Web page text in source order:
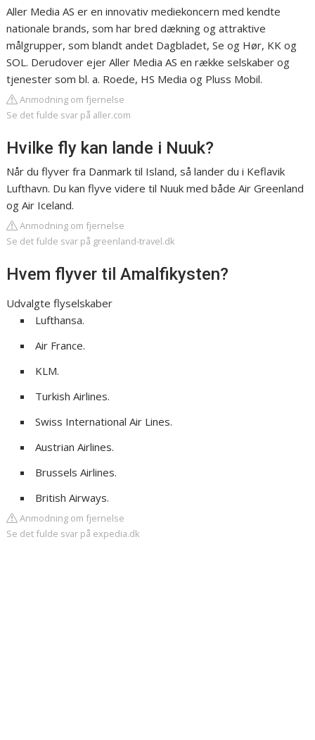
Aller Media AS er en innovativ mediekoncern med kendte
nationale brands, som har bred dækning og attraktive
målgrupper, som blandt andet Dagbladet, Se og Hør, KK og
SOL. Derudover ejer Aller Media AS en række selskaber og
tjenester som bl. a. Roede, HS Media og Pluss Mobil.
Anmodning om fjernelse
Se det fulde svar på aller.com
Hvilke fly kan lande i Nuuk?
Når du flyver fra Danmark til Island, så lander du i Keflavik
Lufthavn. Du kan flyve videre til Nuuk med både Air Greenland
og Air Iceland.
Anmodning om fjernelse
Se det fulde svar på greenland-travel.dk
Hvem flyver til Amalfikysten?
Udvalgte flyselskaber
Lufthansa.
Air France.
KLM.
Turkish Airlines.
Swiss International Air Lines.
Austrian Airlines.
Brussels Airlines.
British Airways.
Anmodning om fjernelse
Se det fulde svar på expedia.dk